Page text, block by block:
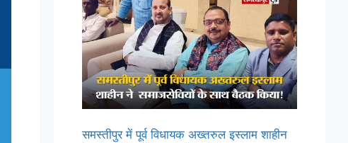
समस्तीपुर में पूर्व विधायक अख्तरुल इस्लाम शाहीन